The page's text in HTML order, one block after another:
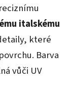
italskému
které
Barva
vůči UV